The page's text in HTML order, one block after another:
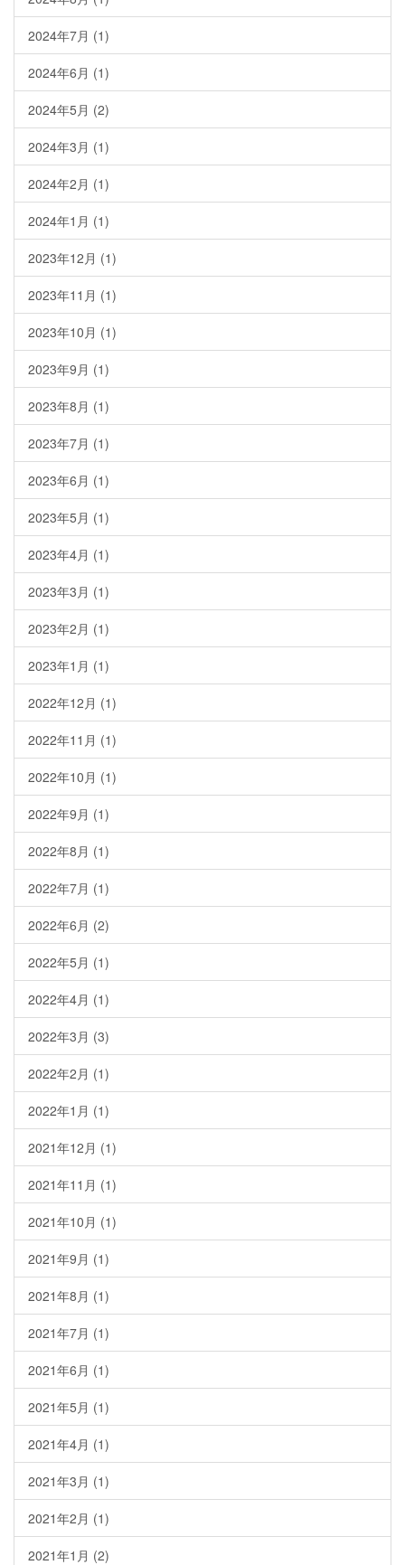
2024年7月 (1)
2024年6月 (1)
2024年5月 (2)
2024年3月 (1)
2024年2月 (1)
2024年1月 (1)
2023年12月 (1)
2023年11月 (1)
2023年10月 (1)
2023年9月 (1)
2023年8月 (1)
2023年7月 (1)
2023年6月 (1)
2023年5月 (1)
2023年4月 (1)
2023年3月 (1)
2023年2月 (1)
2023年1月 (1)
2022年12月 (1)
2022年11月 (1)
2022年10月 (1)
2022年9月 (1)
2022年8月 (1)
2022年7月 (1)
2022年6月 (2)
2022年5月 (1)
2022年4月 (1)
2022年3月 (3)
2022年2月 (1)
2022年1月 (1)
2021年12月 (1)
2021年11月 (1)
2021年10月 (1)
2021年9月 (1)
2021年8月 (1)
2021年7月 (1)
2021年6月 (1)
2021年5月 (1)
2021年4月 (1)
2021年3月 (1)
2021年2月 (1)
2021年1月 (2)